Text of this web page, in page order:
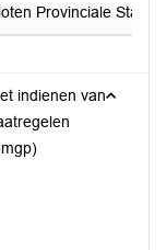
Provinciale
indienen van